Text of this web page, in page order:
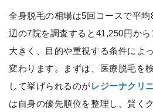
全身脱毛の相場は5回コースで平
辺の7院を調査すると41,250円か
大きく、目的や重視する条件によ
変わります。まずは、医療脱毛を
して挙げられるのがレジーナクリ
は自身の優先順位を整理し、賢く